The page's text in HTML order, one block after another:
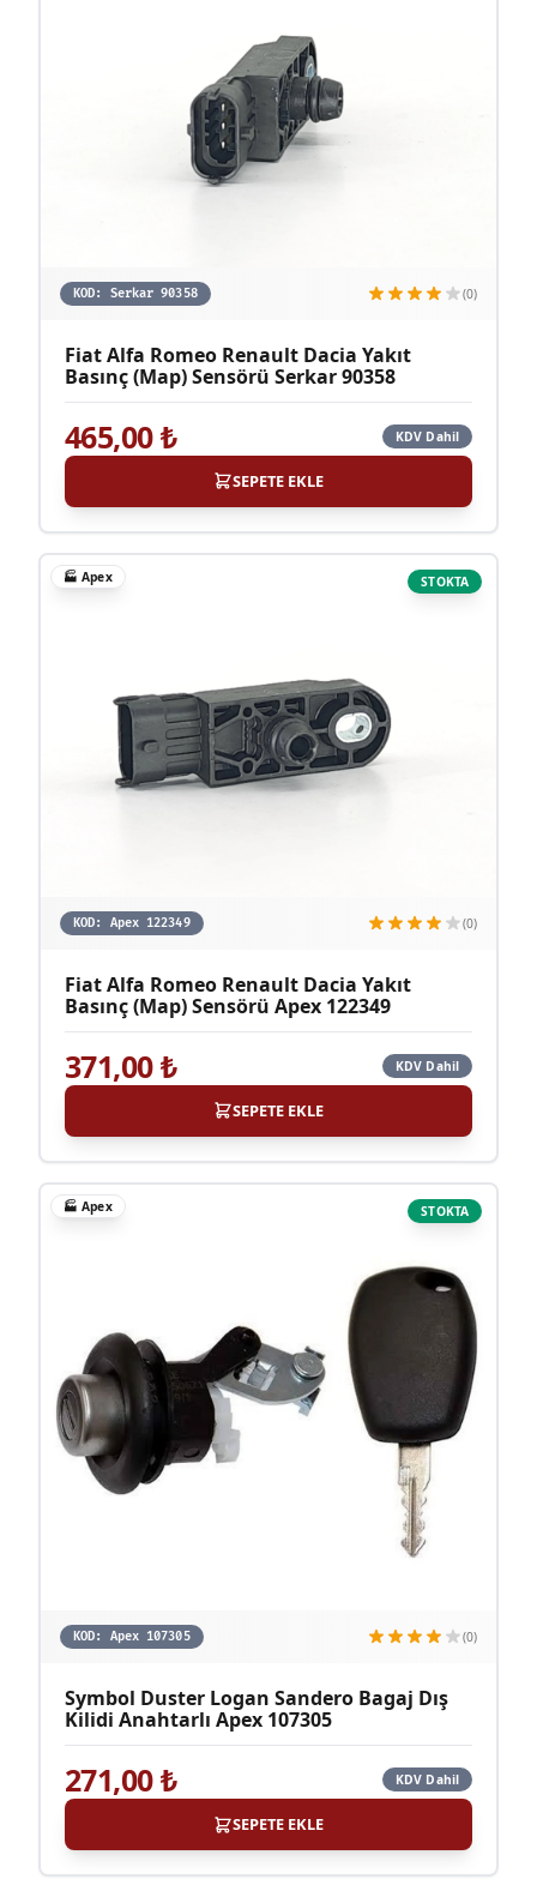
KOD: Serkar 90358 (0)
Fiat Alfa Romeo Renault Dacia Yakıt
Basınç (Map) Sensörü Serkar 90358
465,00₺ KDV Dahil
SEPETE EKLE
STOKTA
🏭Apex
KOD: Apex 122349 (0)
Fiat Alfa Romeo Renault Dacia Yakıt
Basınç (Map) Sensörü Apex 122349
371,00₺ KDV Dahil
SEPETE EKLE
STOKTA
🏭Apex
KOD: Apex 107305 (0)
Symbol Duster Logan Sandero Bagaj Dış
Kilidi Anahtarlı Apex 107305
271,00₺ KDV Dahil
SEPETE EKLE